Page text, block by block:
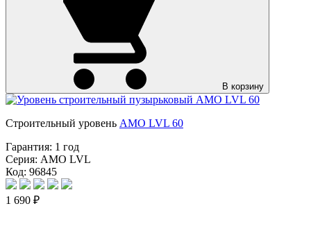
В корзину
Строительный уровень AMO LVL 60
Гарантия: 1 год
Серия: AMO LVL
Код: 96845
1 690 ₽